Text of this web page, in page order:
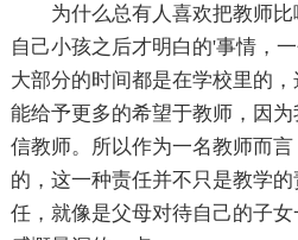
为什么总有人喜欢把教师
自己小孩之后才明白的'事情，
大部分的时间都是在学校里的
能给予更多的希望于教师，因
信教师。所以作为一名教师而
的，这一种责任并不只是教学
任，就像是父母对待自己的子